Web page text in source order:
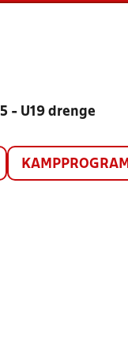
- U19 drenge